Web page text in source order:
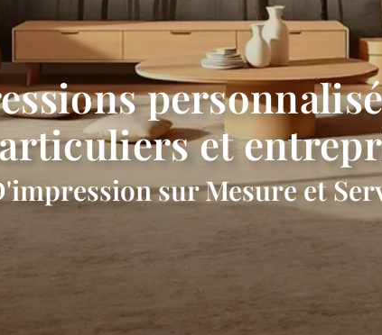
et
sur Mesure et